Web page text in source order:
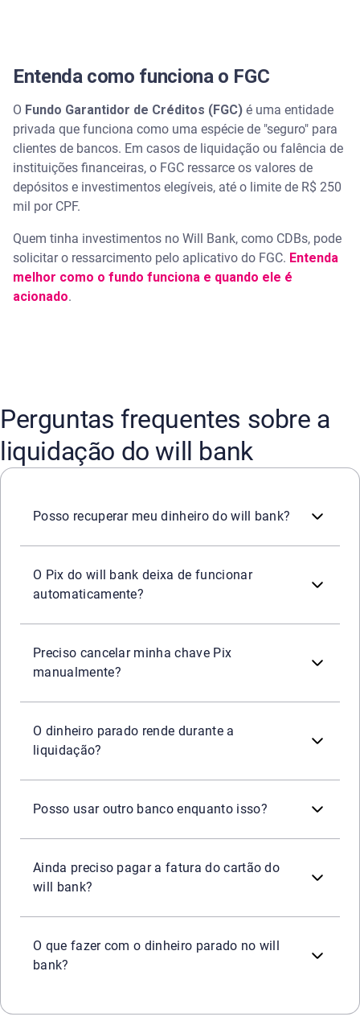
Entenda como funciona o FGC
O Fundo Garantidor de Créditos (FGC) é uma entidade
privada que funciona como uma espécie de "seguro" para
clientes de bancos. Em casos de liquidação ou falência de
instituições financeiras, o FGC ressarce os valores de
depósitos e investimentos elegíveis, até o limite de R$ 250
mil por CPF.
Quem tinha investimentos no Will Bank, como CDBs, pode
solicitar o ressarcimento pelo aplicativo do FGC. Entenda
melhor como o fundo funciona e quando ele é
acionado.
Perguntas frequentes sobre a
liquidação do will bank
Posso recuperar meu dinheiro do will bank?
O Pix do will bank deixa de funcionar
automaticamente?
Preciso cancelar minha chave Pix
manualmente?
O dinheiro parado rende durante a
liquidação?
Posso usar outro banco enquanto isso?
Ainda preciso pagar a fatura do cartão do
will bank?
O que fazer com o dinheiro parado no will
bank?